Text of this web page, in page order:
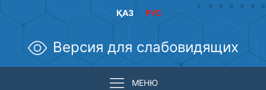
РУС
ҚАЗ
Версия для слабовидящих
МЕНЮ